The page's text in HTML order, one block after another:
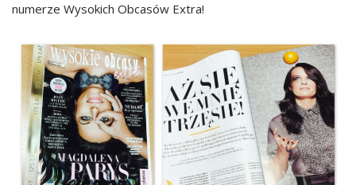
numerze Wysokich Obcasów Extra!